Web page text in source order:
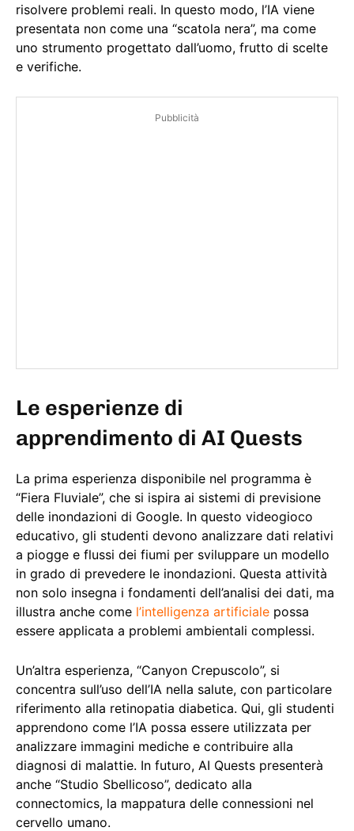
risolvere problemi reali. In questo modo, l’IA viene
presentata non come una “scatola nera”, ma come
uno strumento progettato dall’uomo, frutto di scelte
e verifiche.
Pubblicità
Le esperienze di
apprendimento di AI Quests
La prima esperienza disponibile nel programma è
“Fiera Fluviale”, che si ispira ai sistemi di previsione
delle inondazioni di Google. In questo videogioco
educativo, gli studenti devono analizzare dati relativi
a piogge e flussi dei fiumi per sviluppare un modello
in grado di prevedere le inondazioni. Questa attività
non solo insegna i fondamenti dell’analisi dei dati, ma
illustra anche come l’intelligenza artificiale possa
essere applicata a problemi ambientali complessi.
Un’altra esperienza, “Canyon Crepuscolo”, si
concentra sull’uso dell’IA nella salute, con particolare
riferimento alla retinopatia diabetica. Qui, gli studenti
apprendono come l’IA possa essere utilizzata per
analizzare immagini mediche e contribuire alla
diagnosi di malattie. In futuro, AI Quests presenterà
anche “Studio Sbellicoso”, dedicato alla
connectomics, la mappatura delle connessioni nel
cervello umano.